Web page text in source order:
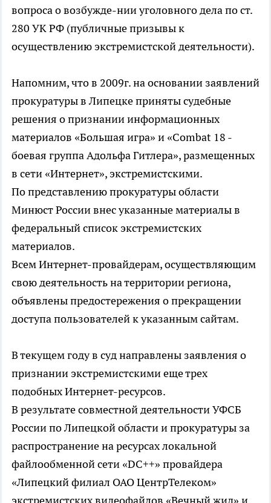
вопроса о возбужде-нии уголовного дела по ст.
280 УК РФ (публичные призывы к
осуществлению экстремистской деятельности).
Напомним, что в 2009г. на основании заявлений
прокуратуры в Липецке приняты судебные
решения о признании информационных
материалов «Большая игра» и «Combat 18 -
боевая группа Адольфа Гитлера», размещенных
в сети «Интернет», экстремистскими.
По представлению прокуратуры области
Минюст России внес указанные материалы в
федеральный список экстремистских
материалов.
Всем Интернет-провайдерам, осуществляющим
свою деятельность на территории региона,
объявлены предостережения о прекращении
доступа пользователей к указанным сайтам.
В текущем году в суд направлены заявления о
признании экстремистскими еще трех
подобных Интернет-ресурсов.
В результате совместной деятельности УФСБ
России по Липецкой области и прокуратуры за
распространение на ресурсах локальной
файлообменной сети «DC++» провайдера
«Липецкий филиал ОАО ЦентрТелеком»
экстремистских видеофайлов «Вечный жид» и